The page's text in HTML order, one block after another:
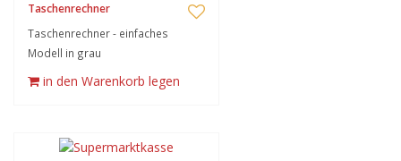
Taschenrechner
Taschenrechner - einfaches
Modell in grau
in den Warenkorb legen